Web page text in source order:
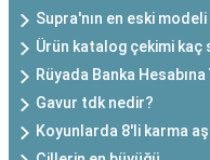
Supra'nın en eski modeli
Ürün katalog çekimi kaç
Rüyada Banka
Gavur tdk nedir?
Koyunlarda 8'li karma